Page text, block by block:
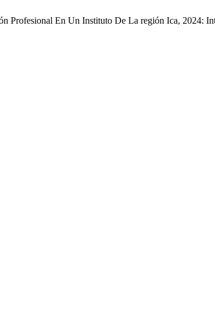
Profesional En Un Instituto De La región Ica, 2024: